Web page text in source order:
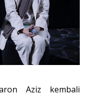
Aziz kembali